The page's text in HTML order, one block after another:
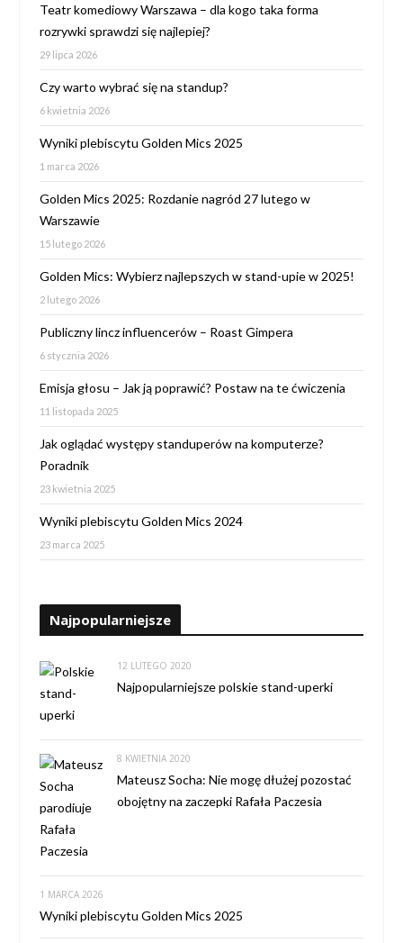
Teatr komediowy Warszawa – dla kogo taka forma
rozrywki sprawdzi się najlepiej?
29 lipca 2026
Czy warto wybrać się na standup?
6 kwietnia 2026
Wyniki plebiscytu Golden Mics 2025
1 marca 2026
Golden Mics 2025: Rozdanie nagród 27 lutego w
Warszawie
15 lutego 2026
Golden Mics: Wybierz najlepszych w stand-upie w 2025!
2 lutego 2026
Publiczny lincz influencerów – Roast Gimpera
6 stycznia 2026
Emisja głosu – Jak ją poprawić? Postaw na te ćwiczenia
11 listopada 2025
Jak oglądać występy standuperów na komputerze?
Poradnik
23 kwietnia 2025
Wyniki plebiscytu Golden Mics 2024
23 marca 2025
Najpopularniejsze
12 LUTEGO 2020
Najpopularniejsze polskie stand-uperki
8 KWIETNIA 2020
Mateusz Socha: Nie mogę dłużej pozostać
obojętny na zaczepki Rafała Paczesia
1 MARCA 2026
Wyniki plebiscytu Golden Mics 2025